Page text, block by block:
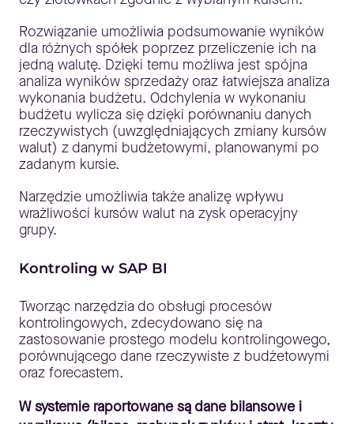
Rozwiązanie umożliwia podsumowanie wyników
dla różnych spółek poprzez przeliczenie ich na
jedną walutę. Dzięki temu możliwa jest spójna
analiza wyników sprzedaży oraz łatwiejsza analiza
wykonania budżetu. Odchylenia w wykonaniu
budżetu wylicza się dzięki porównaniu danych
rzeczywistych (uwzględniających zmiany kursów
walut) z danymi budżetowymi, planowanymi po
zadanym kursie.
Narzędzie umożliwia także analizę wpływu
wrażliwości kursów walut na zysk operacyjny
grupy.
Kontroling w SAP BI
Tworząc narzędzia do obsługi procesów
kontrolingowych, zdecydowano się na
zastosowanie prostego modelu kontrolingowego,
porównującego dane rzeczywiste z budżetowymi
oraz forecastem.
W systemie raportowane są dane bilansowe i